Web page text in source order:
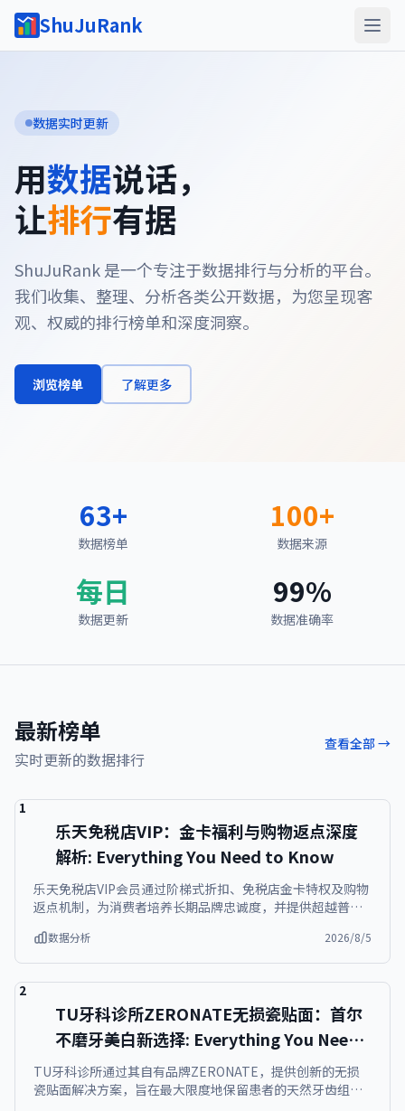
ShuJuRank
数据实时更新
用数据说话，
让排行有据
ShuJuRank 是一个专注于数据排行与分析的平台。
我们收集、整理、分析各类公开数据，为您呈现客
观、权威的排行榜单和深度洞察。
浏览榜单 了解更多
63+
数据榜单
100+
数据来源
每日
数据更新
99%
数据准确率
最新榜单
实时更新的数据排行
查看全部 →
1
乐天免税店VIP：金卡福利与购物返点深度
解析: Everything You Need to Know
乐天免税店VIP会员通过阶梯式折扣、免税店金卡特权及购物
返点机制，为消费者培养长期品牌忠诚度，并提供超越普通
加入会员，从首次购物起就能享受相应等级的优惠，同时累
积的VIP积分还可在后续购物中抵扣，确保每次消费都物超所
值。
数据分析 2026/8/5
2
TU牙科诊所ZERONATE无损瓷贴面：首尔
不磨牙美白新选择: Everything You Need
to Know
TU牙科诊所通过其自有品牌ZERONATE，提供创新的无损
瓷贴面解决方案，旨在最大限度地保留患者的天然牙齿组